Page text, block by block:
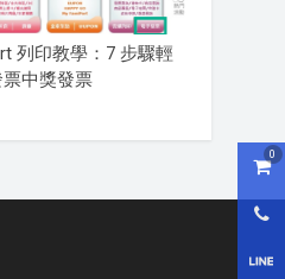
購
0
列印教學：7 步驟輕
中獎發票